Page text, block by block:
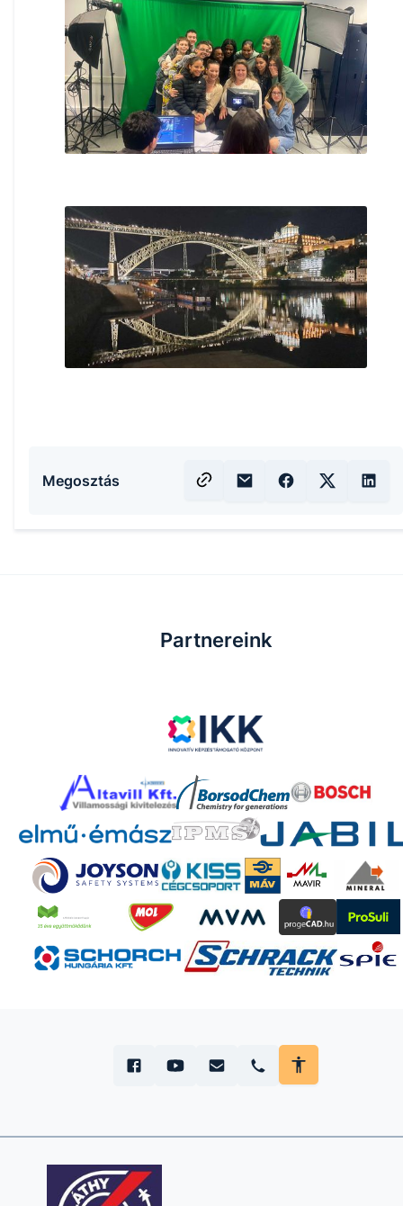
Megosztás
Partnereink